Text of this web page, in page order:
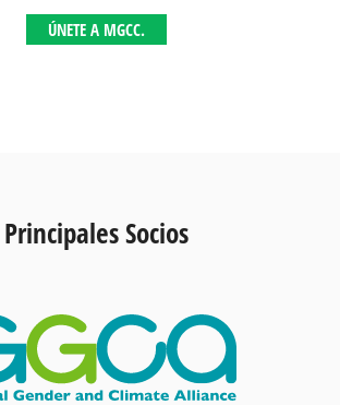
ÚNETE A MGCC.
Principales Socios